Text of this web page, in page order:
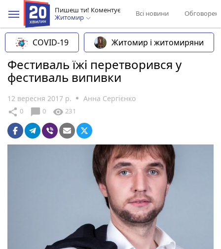
Пишеш ти! Коментує
Житомир
Всі новини
COVID-19 Житомир і житомиряни
Фестиваль їжі перетворився у
фестиваль випивки
12 вересня 2017 р. Анна Сергієнко
share 0 chat_bubble 0 visibility 231